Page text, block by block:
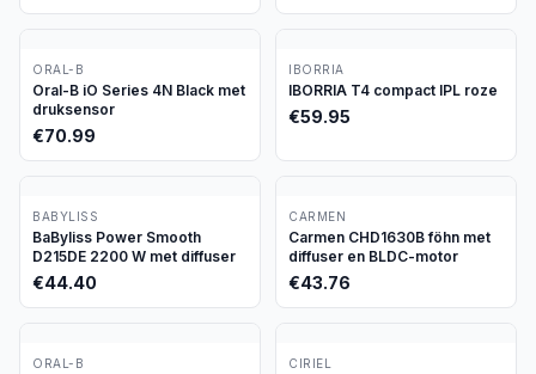
ORAL-B
Oral-B iO Series 4N Black met
druksensor
€70.99
IBORRIA
IBORRIA T4 compact IPL roze
€59.95
BABYLISS
BaByliss Power Smooth
D215DE 2200 W met diffuser
€44.40
CARMEN
Carmen CHD1630B föhn met
diffuser en BLDC-motor
€43.76
ORAL-B CIRIEL